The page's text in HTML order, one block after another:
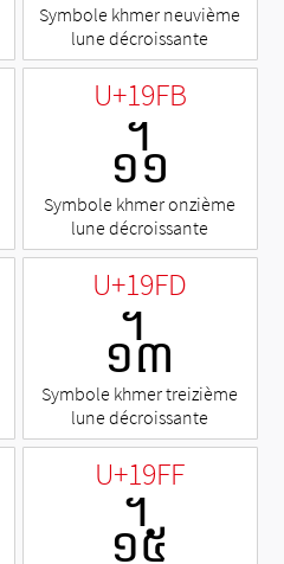
Symbole khmer neuvième
lune décroissante
U+19FB
᧻
Symbole khmer onzième
lune décroissante
U+19FD
᧽
Symbole khmer treizième
lune décroissante
U+19FF
᧿